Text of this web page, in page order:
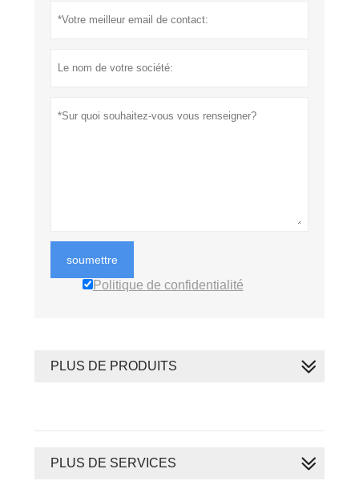
soumettre
Politique de confidentialité
PLUS DE PRODUITS
PLUS DE SERVICES